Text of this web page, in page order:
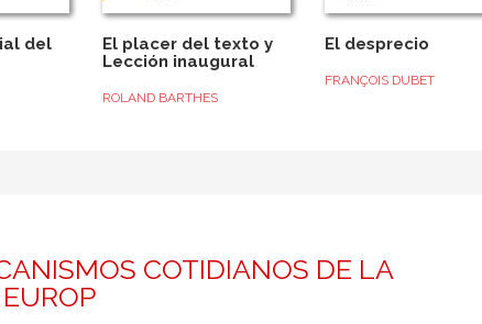
del
El placer del texto y
Lección inaugural
ROLAND BARTHES
El desprecio
FRANÇOIS DUBET
COTIDIANOS DE LA